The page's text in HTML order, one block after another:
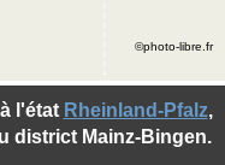
l'état Rheinland-Pfalz,
district Mainz-Bingen.
©photo-libre.fr